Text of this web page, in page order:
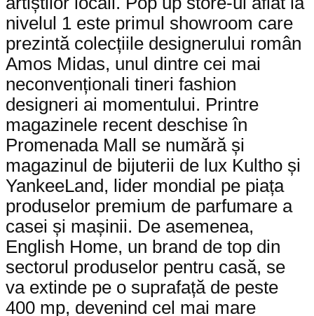
nivelul 1 este primul showroom care
prezintă colecțiile designerului român
Amos Midas, unul dintre cei mai
neconvenționali tineri fashion
designeri ai momentului. Printre
magazinele recent deschise în
Promenada Mall se numără și
magazinul de bijuterii de lux Kultho și
YankeeLand, lider mondial pe piața
produselor premium de parfumare a
casei și mașinii. De asemenea,
English Home, un brand de top din
sectorul produselor pentru casă, se
va extinde pe o suprafață de peste
400 mp, devenind cel mai mare